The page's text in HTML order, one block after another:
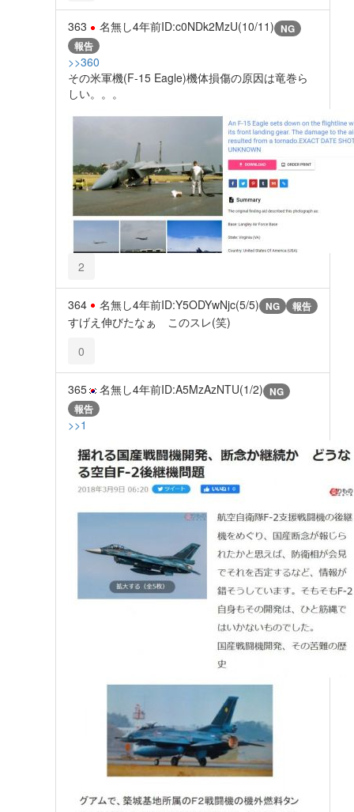
363 名無し4年前ID:c0NDk2MzU(10/11) NG
報告
>>360
その米軍機(F-15 Eagle)機体損傷の原因は竜巻ら
しい。。。
2
364 名無し4年前ID:Y5ODYwNjc(5/5) NG 報告
すげえ伸びたなぁ このスレ(笑)
0
365 名無し4年前ID:A5MzAzNTU(1/2) NG
報告
>>1